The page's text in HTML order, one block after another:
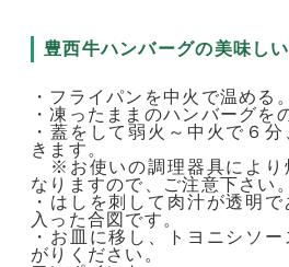
豊西牛ハンバーグの美味し
・フライパンを中火で温める。
・凍ったままのハンバーグを
・蓋をして弱火～中火で６
きます。
※お使いの調理器具により
なりますので、ご注意下さい。
・はしを刺して肉汁が透明
入った合図です。
・お皿に移し、トヨニシソ
がりください。